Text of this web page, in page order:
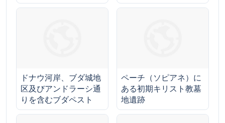
ドナウ河岸、ブダ城地
区及びアンドラーシ通
りを含むブダペスト
ペーチ（ソピアネ）に
ある初期キリスト教墓
地遺跡